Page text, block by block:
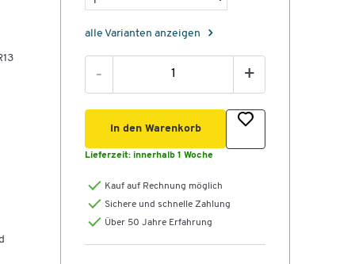
alle Varianten anzeigen
- +
In den Warenkorb
Lieferzeit: innerhalb 1 Woche
Kauf auf Rechnung möglich
Sichere und schnelle Zahlung
Über 50 Jahre Erfahrung